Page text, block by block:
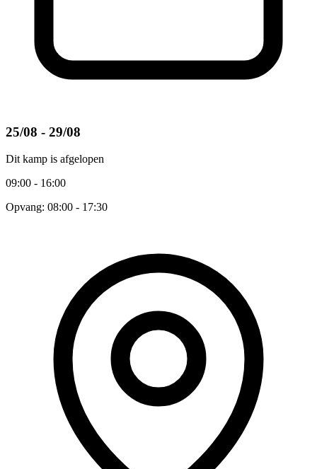
25/08 - 29/08
Dit kamp is afgelopen
09:00 - 16:00
Opvang: 08:00 - 17:30